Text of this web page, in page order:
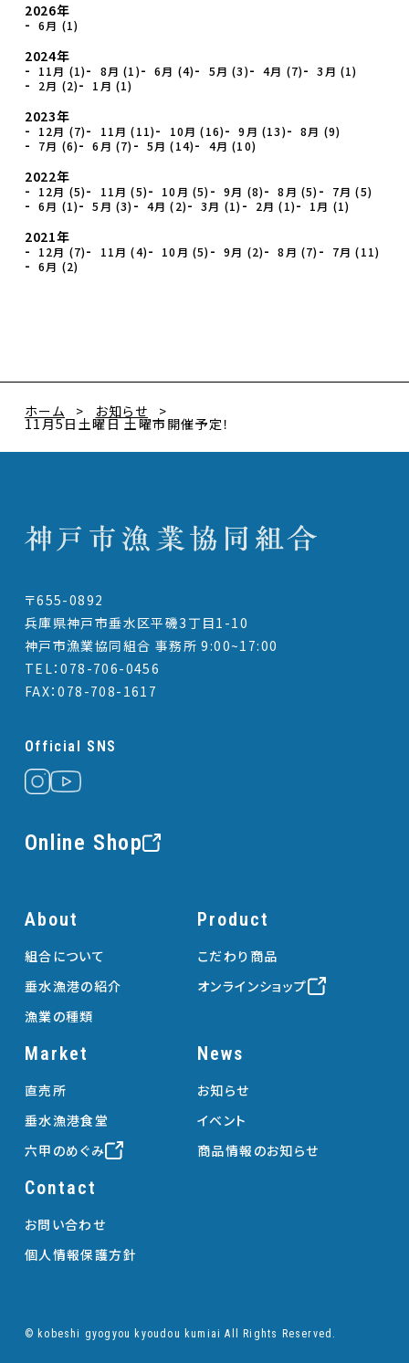
2026年
6月 (1)
2024年
11月 (1) 8月 (1) 6月 (4) 5月 (3) 4月 (7)
3月 (1)
2月 (2)
1月 (1)
2023年
12月 (7) 11月 (11) 10月 (16) 9月 (13)
8月 (9)
7月 (6)
6月 (7) 5月 (14) 4月 (10)
2022年
12月 (5) 11月 (5) 10月 (5) 9月 (8) 8月 (5)
7月 (5)
6月 (1)
5月 (3) 4月 (2) 3月 (1) 2月 (1) 1月 (1)
2021年
12月 (7) 11月 (4) 10月 (5) 9月 (2) 8月 (7)
7月 (11)
6月 (2)
ホーム お知らせ
11月5日土曜日 土曜市開催予定！
〒655-0892
兵庫県神戸市垂水区平磯3丁目1-10
神戸市漁業協同組合 事務所 9:00~17:00
TEL：078-706-0456
FAX：078-708-1617
Official SNS
Online Shop
About
組合について
垂水漁港の紹介
漁業の種類
Product
こだわり商品
オンラインショップ
Market
直売所
垂水漁港食堂
六甲のめぐみ
News
お知らせ
イベント
商品情報のお知らせ
Contact
お問い合わせ
個人情報保護方針
© kobeshi gyogyou kyoudou kumiai All Rights Reserved.